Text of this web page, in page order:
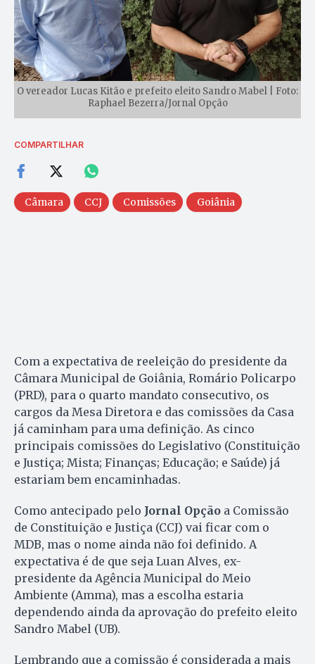
O vereador Lucas Kitão e prefeito eleito Sandro Mabel | Foto:
Raphael Bezerra/Jornal Opção
COMPARTILHAR
Câmara CCJ Comissões Goiânia
Com a expectativa de reeleição do presidente da
Câmara Municipal de Goiânia, Romário Policarpo
(PRD), para o quarto mandato consecutivo, os
cargos da Mesa Diretora e das comissões da Casa
já caminham para uma definição. As cinco
principais comissões do Legislativo (Constituição
e Justiça; Mista; Finanças; Educação; e Saúde) já
estariam bem encaminhadas.
Como antecipado pelo Jornal Opção a Comissão
de Constituição e Justiça (CCJ) vai ficar com o
MDB, mas o nome ainda não foi definido. A
expectativa é de que seja Luan Alves, ex-
presidente da Agência Municipal do Meio
Ambiente (Amma), mas a escolha estaria
dependendo ainda da aprovação do prefeito eleito
Sandro Mabel (UB).
Lembrando que a comissão é considerada a mais